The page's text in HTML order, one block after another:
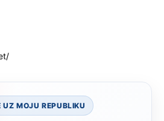
UZ MOJU REPUBLIKU